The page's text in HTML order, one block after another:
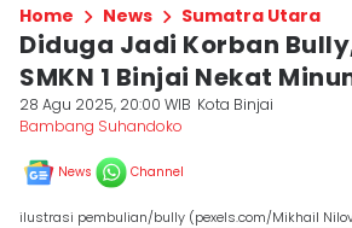
Home News Sumatra Utara
Diduga Jadi Korban
SMKN 1 Binjai Nekat
28 Agu 2025, 20:00 WIB Kota Binjai
Bambang Suhandoko
News Channel
ilustrasi pembulian/bully (pexels.com/Mikhail